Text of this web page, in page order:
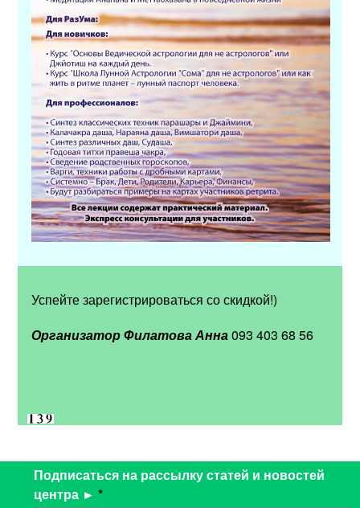
Успейте зарегистрироваться со скидкой!)
Организатор Филатова Анна093 403 68 56
Подписаться на рассылку статей и новостей
центра ► *